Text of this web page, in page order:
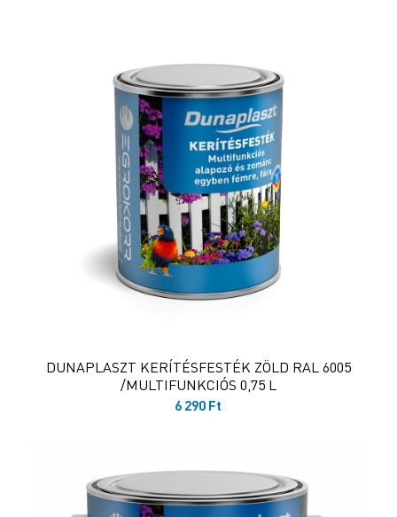
DUNAPLASZT KERÍTÉSFESTÉK ZÖLD RAL 6005
/MULTIFUNKCIÓS 0,75 L
6 290 Ft